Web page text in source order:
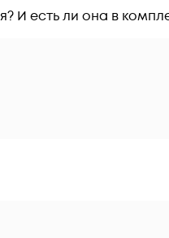
И есть ли она в